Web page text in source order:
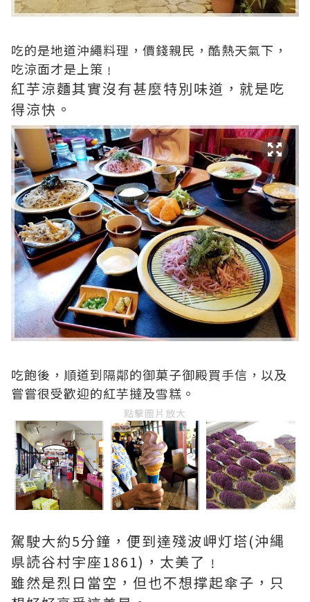
吃的是地道沖繩料理，價錢親民，酷熱天氣下，
吃涼面才是上策﹗
紅芋涼麵其實沒有甚麼特別味道，就是吃
得涼快。
吃飽後，順道到隔鄰的御菓子御殿買手信，以及
嘗嘗很受歡迎的紅芋撻及雪糕。
點擊圖片放大
駕駛大約5分鐘，便到達殘波岬灯塔(沖縄
県読谷村宇座1861)，太美了﹗
雖然是烈日當空，但也不想撑起傘子，只